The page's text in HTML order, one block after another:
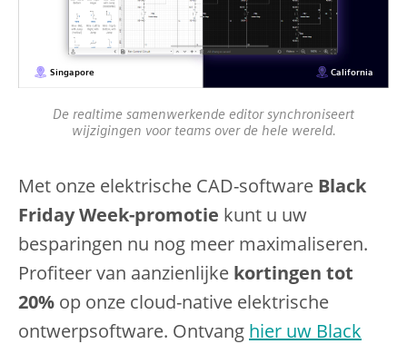
De realtime samenwerkende editor synchroniseert
wijzigingen voor teams over de hele wereld.
Met onze elektrische CAD-software Black
Friday Week-promotie kunt u uw
besparingen nu nog meer maximaliseren.
Profiteer van aanzienlijke kortingen tot
20% op onze cloud-native elektrische
ontwerpsoftware. Ontvang hier uw Black